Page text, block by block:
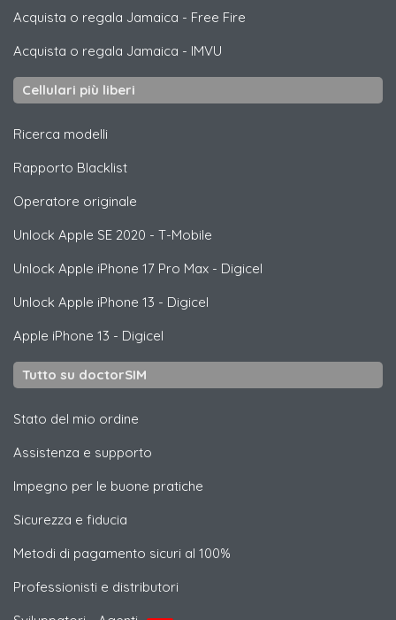
Acquista o regala Jamaica - Free Fire
Acquista o regala Jamaica - IMVU
Cellulari più liberi
Ricerca modelli
Rapporto Blacklist
Operatore originale
Unlock Apple SE 2020 - T-Mobile
Unlock Apple iPhone 17 Pro Max - Digicel
Unlock Apple iPhone 13 - Digicel
Apple iPhone 13 - Digicel
Tutto su doctorSIM
Stato del mio ordine
Assistenza e supporto
Impegno per le buone pratiche
Sicurezza e fiducia
Metodi di pagamento sicuri al 100%
Professionisti e distributori